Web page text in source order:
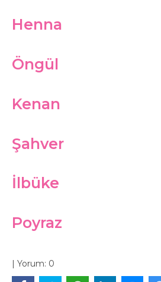
Henna
Öngül
Kenan
Şahver
İlbüke
Poyraz
| Yorum: 0